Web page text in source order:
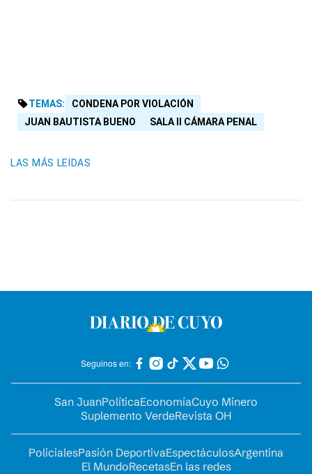
TEMAS:
CONDENA POR VIOLACIÓN
JUAN BAUTISTA BUENO
SALA II CÁMARA PENAL
LAS MÁS LEIDAS
Seguinos en:
San JuanPolíticaEconomíaCuyo Minero
Suplemento VerdeRevista OH
PolicialesPasión DeportivaEspectáculosArgentina
El MundoRecetasEn las redes